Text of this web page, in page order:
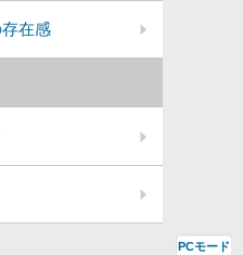
存在感
PCモード